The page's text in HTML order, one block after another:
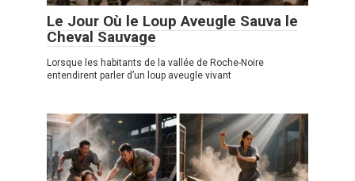
Le Jour Où le Loup Aveugle Sauva le
Cheval Sauvage
Lorsque les habitants de la vallée de Roche-Noire
entendirent parler d’un loup aveugle vivant